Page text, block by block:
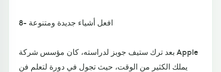
8- افعل أشياء جديدة ومتنوعة
بعد ترك ستيف جوبز لدراسته، كان مؤسس شركة Apple
يملك الكثير من الوقت، حيث تجول في دورة لتعلم فن